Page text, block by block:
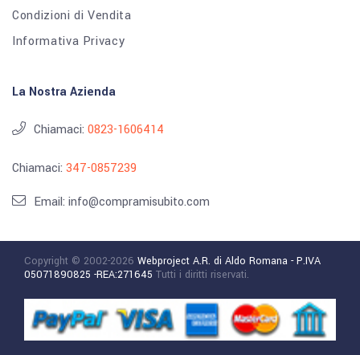
Condizioni di Vendita
Informativa Privacy
La Nostra Azienda
Chiamaci: 0823-1606414
Chiamaci: 347-0857239
Email: info@compramisubito.com
Copyright © 2002-2026 Webproject A.R. di Aldo Romana - P.IVA
05071890825 -REA:271645 Tutti i diritti riservati.